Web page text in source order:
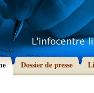
Dossier de presse